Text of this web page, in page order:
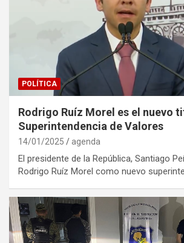
POLÍTICA
Rodrigo Ruíz Morel es el nuevo
Superintendencia de Valores
14/01/2025 agenda
El presidente de la República, Santiago
Rodrigo Ruíz Morel como nuevo